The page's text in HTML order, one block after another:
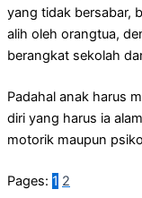
yang tidak bersabar,
alih oleh orangtua,
berangkat sekolah
Padahal anak harus
diri yang harus ia
motorik maupun
Pages: 1 2